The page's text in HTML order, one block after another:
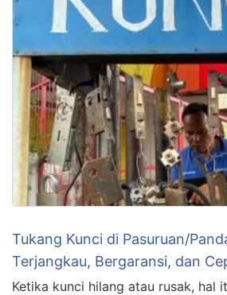
Tukang Kunci di Pasuruan/
Terjangkau, Bergaransi, dan
Ketika kunci hilang atau rusak, hal